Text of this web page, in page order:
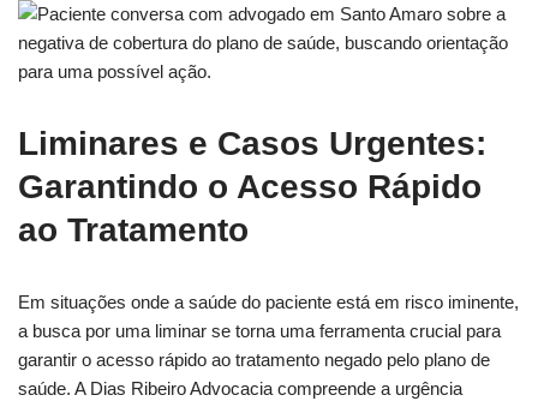
Liminares e Casos Urgentes:
Garantindo o Acesso Rápido
ao Tratamento
Em situações onde a saúde do paciente está em risco iminente,
a busca por uma liminar se torna uma ferramenta crucial para
garantir o acesso rápido ao tratamento negado pelo plano de
saúde. A Dias Ribeiro Advocacia compreende a urgência